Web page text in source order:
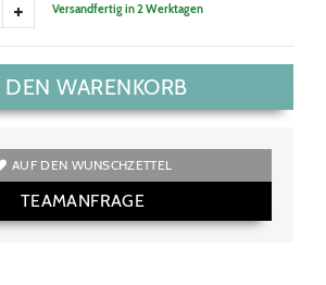
Versandfertig in 2 Werktagen
DEN WARENKORB
AUF DEN WUNSCHZETTEL
TEAMANFRAGE